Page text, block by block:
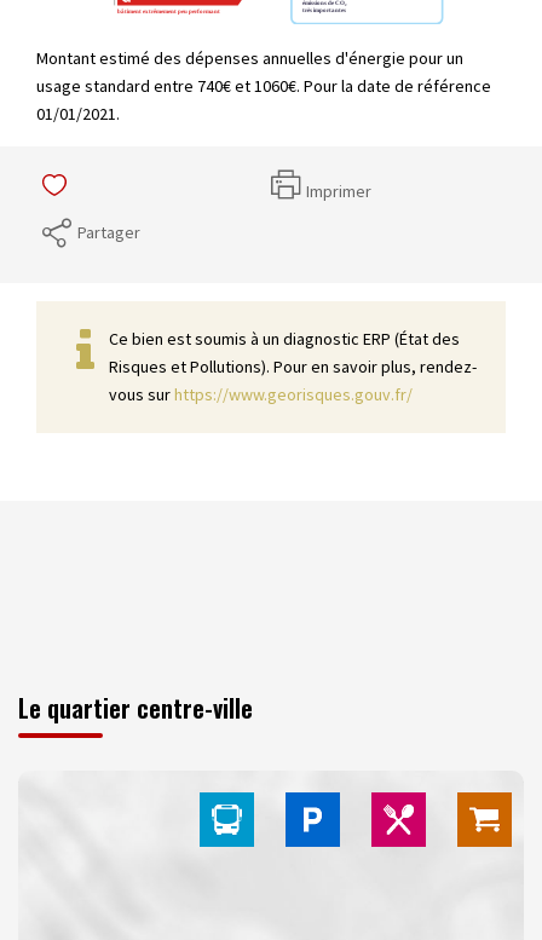
Montant estimé des dépenses annuelles d'énergie pour un
usage standard entre 740€ et 1060€. Pour la date de référence
01/01/2021.
Imprimer
Partager
Ce bien est soumis à un diagnostic ERP (État des
Risques et Pollutions). Pour en savoir plus, rendez-
vous surhttps://www.georisques.gouv.fr/
Le quartier centre-ville